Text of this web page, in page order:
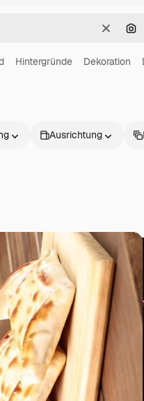
Löschen
Hintergründe Dekoration
Ausrichtung
Preise
Über uns
Reviews
Karriere
Suchtrends